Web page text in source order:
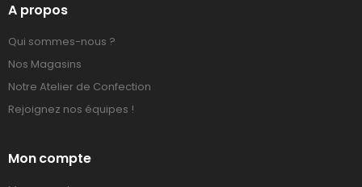
A propos
Qui sommes-nous ?
Nos Magasins
Notre Atelier de Confection
Rejoignez nos équipes !
Mon compte